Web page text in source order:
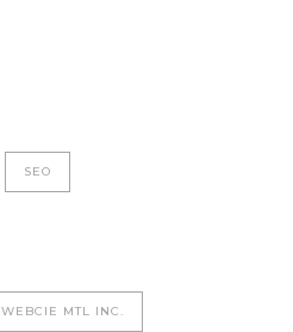
SEO
WEBCIE MTL INC.